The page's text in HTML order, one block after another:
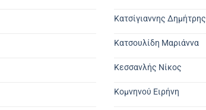
Κατσίγιαννης Δημήτρης
Κατσουλίδη Μαριάννα
Κεσσανλής Νίκος
Κομνηνού Ειρήνη